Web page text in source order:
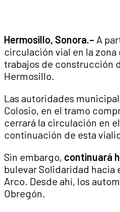
Hermosillo, Sonora.– A
circulación vial en la zona
trabajos de construcción
Hermosillo.
Las autoridades
Colosio, en el tramo
cerrará la circulación en
continuación de esta
Sin embargo, continuará
bulevar Solidaridad hacia
Arco. Desde ahí, los
Obregón.